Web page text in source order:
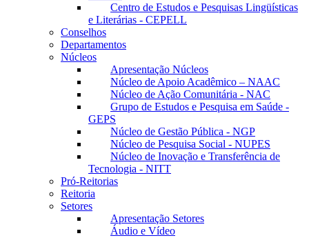
Centro de Estudos e Pesquisas Lingüísticas
e Literárias - CEPELL
Conselhos
Departamentos
Núcleos
Apresentação Núcleos
Núcleo de Apoio Acadêmico – NAAC
Núcleo de Ação Comunitária - NAC
Grupo de Estudos e Pesquisa em Saúde -
GEPS
Núcleo de Gestão Pública - NGP
Núcleo de Pesquisa Social - NUPES
Núcleo de Inovação e Transferência de
Tecnologia - NITT
Pró-Reitorias
Reitoria
Setores
Apresentação Setores
Áudio e Vídeo